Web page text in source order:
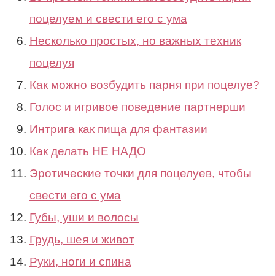
поцелуем и свести его с ума
Несколько простых, но важных техник
поцелуя
Как можно возбудить парня при поцелуе?
Голос и игривое поведение партнерши
Интрига как пища для фантазии
Как делать НЕ НАДО
Эротические точки для поцелуев, чтобы
свести его с ума
Губы, уши и волосы
Грудь, шея и живот
Руки, ноги и спина